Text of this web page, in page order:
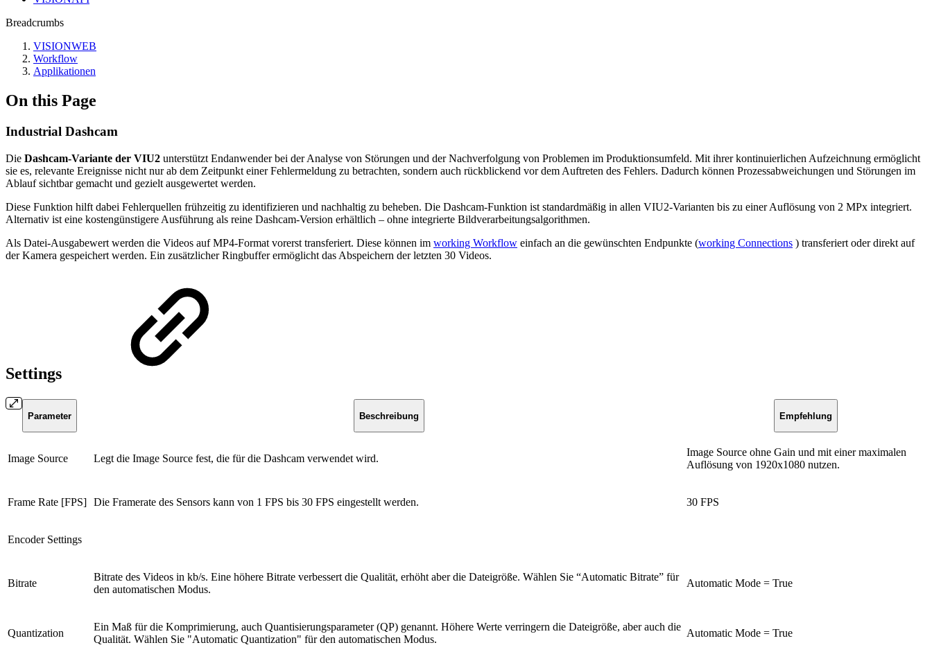
Breadcrumbs
VISIONWEB
Workflow
Applikationen
On this Page
Industrial Dashcam
Die Dashcam-Variante der VIU2 unterstützt Endanwender bei der Analyse von Störungen und der Nachverfolgung von Problemen im Produktionsumfeld. Mit ihrer kontinuierlichen Aufzeichnung ermöglicht
sie es, relevante Ereignisse nicht nur ab dem Zeitpunkt einer Fehlermeldung zu betrachten, sondern auch rückblickend vor dem Auftreten des Fehlers. Dadurch können Prozessabweichungen und Störungen im
Ablauf sichtbar gemacht und gezielt ausgewertet werden.
Diese Funktion hilft dabei Fehlerquellen frühzeitig zu identifizieren und nachhaltig zu beheben. Die Dashcam-Funktion ist standardmäßig in allen VIU2-Varianten bis zu einer Auflösung von 2 MPx integriert.
Alternativ ist eine kostengünstigere Ausführung als reine Dashcam-Version erhältlich – ohne integrierte Bildverarbeitungsalgorithmen.
Als Datei-Ausgabewert werden die Videos auf MP4-Format vorerst transferiert. Diese können im working Workflow einfach an die gewünschten Endpunkte (working Connections ) transferiert oder direkt auf
der Kamera gespeichert werden. Ein zusätzlicher Ringbuffer ermöglicht das Abspeichern der letzten 30 Videos.
Settings
Parameter Beschreibung Empfehlung
Image Source Legt die Image Source fest, die für die Dashcam verwendet wird.
Image Source ohne Gain und mit einer maximalen
Auflösung von 1920x1080 nutzen.
Frame Rate [FPS] Die Framerate des Sensors kann von 1 FPS bis 30 FPS eingestellt werden. 30 FPS
Encoder Settings
Bitrate
Bitrate des Videos in kb/s. Eine höhere Bitrate verbessert die Qualität, erhöht aber die Dateigröße. Wählen Sie “Automatic Bitrate” für
den automatischen Modus.
Automatic Mode = True
Quantization
Ein Maß für die Komprimierung, auch Quantisierungsparameter (QP) genannt. Höhere Werte verringern die Dateigröße, aber auch die
Qualität. Wählen Sie "Automatic Quantization" für den automatischen Modus.
Automatic Mode = True